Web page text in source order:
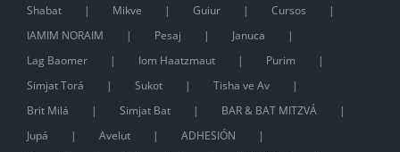
Shabat
Mikve Guiur
Cursos
IAMIM NORAIM
Pesaj
Januca
Lag Baomer
Iom Haatzmaut
Purim
Simjat Torá
Sukot
Tisha ve Av
Brit Milá
Simjat Bat
BAR & BAT MITZVÁ
Jupá
Avelut
ADHESIÓN